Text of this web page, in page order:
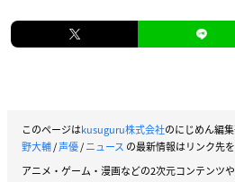
このページはkusuguru株式会社のにじめん編
野大輔/声優/ニュース の最新情報はリンク先
アニメ・ゲーム・漫画などの2次元コンテンツ